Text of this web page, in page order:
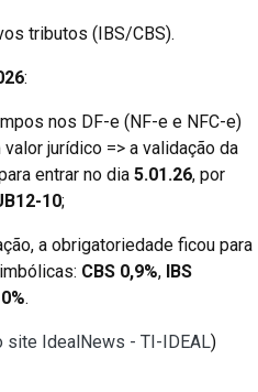
tributos (IBS/CBS).
:
nos DF-e (NF-e e NFC-e)
jurídico => a validação da
entrar no dia 5.01.26, por
10;
a obrigatoriedade ficou para
CBS 0,9%, IBS
.
site IdealNews - TI-IDEAL)